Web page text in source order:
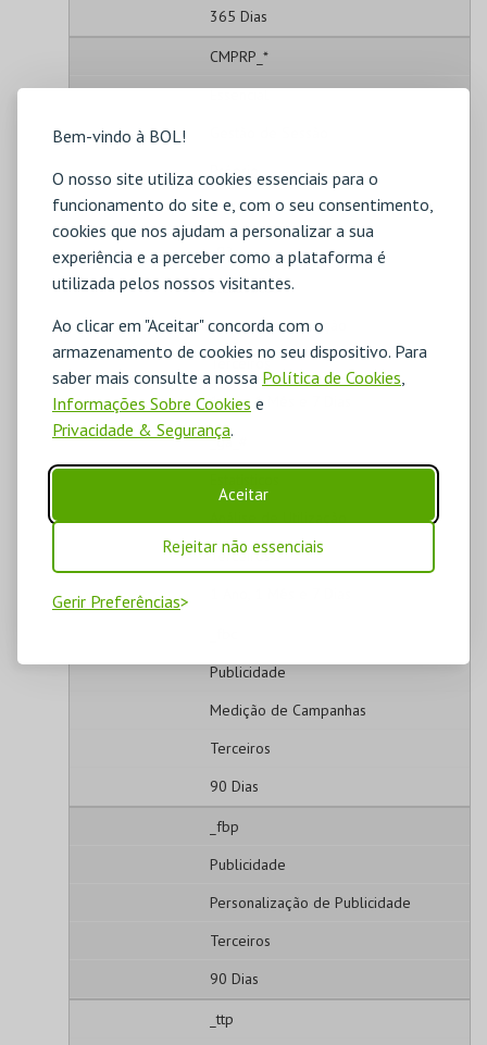
Bem-vindo à BOL!
O nosso site utiliza cookies essenciais para o
funcionamento do site e, com o seu consentimento,
cookies que nos ajudam a personalizar a sua
experiência e a perceber como a plataforma é
utilizada pelos nossos visitantes.
Ao clicar em "Aceitar" concorda com o
armazenamento de cookies no seu dispositivo. Para
saber mais consulte a nossa Política de Cookies
Informações Sobre Cookies e
Privacidade & Segurança.
Aceitar
Rejeitar não essenciais
Gerir Preferências
365 Dias
CMPRP_*
Essencial
Próprio
2 Dias
Estatísticos
Análise de Utilização
Terceiros
1 Ano, 1 Mês e 7 Dias
_ga_#
Terceiros
Publicidade
Medição de Campanhas
Terceiros
90 Dias
_fbp
Publicidade
Personalização de Publicidade
Terceiros
90 Dias
_ttp